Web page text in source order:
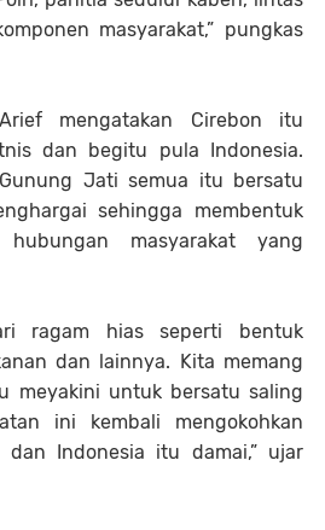
masyarakat,” pungkas
mengatakan Cirebon itu
dan begitu pula Indonesia.
Jati semua itu bersatu
sehingga membentuk
masyarakat yang
ragam hias seperti bentuk
dan lainnya. Kita memang
meyakini untuk bersatu saling
ini kembali mengokohkan
dan Indonesia itu damai,” ujar